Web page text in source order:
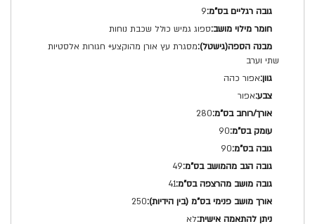
9
ספוג גמיש כולל שכבת נוחות
מסגרת עץ אורן מהוקצע+ חגורות אלסטיות
שתי וערב
אפור כהה
אפור
280
90
90
49
41
250
לא